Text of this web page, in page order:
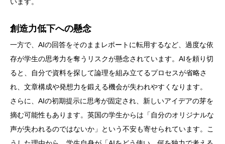
創造力低下への懸念
一方で、AIの回答をそのままレポートに転用するなど、過度な依
存が学生の思考力を奪うリスクが懸念されています。AIを頼り切
ると、自分で資料を探して論理を組み立てるプロセスが省略さ
れ、文章構成や発想力を鍛える機会が失われやすくなります。
さらに、AIの初期提示に思考が固定され、新しいアイデアの芽を
摘む可能性もあります。英国の学生からは「自分のオリジナルな
声が失われるのではないか」という不安も寄せられています。こ